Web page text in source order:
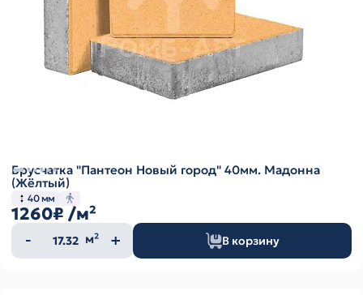
Брусчатка "Пантеон Новый город" 40мм. Мадонна
(Жёлтый)
40 мм
1260₽ /м²
Количество
товара
м² В корзину